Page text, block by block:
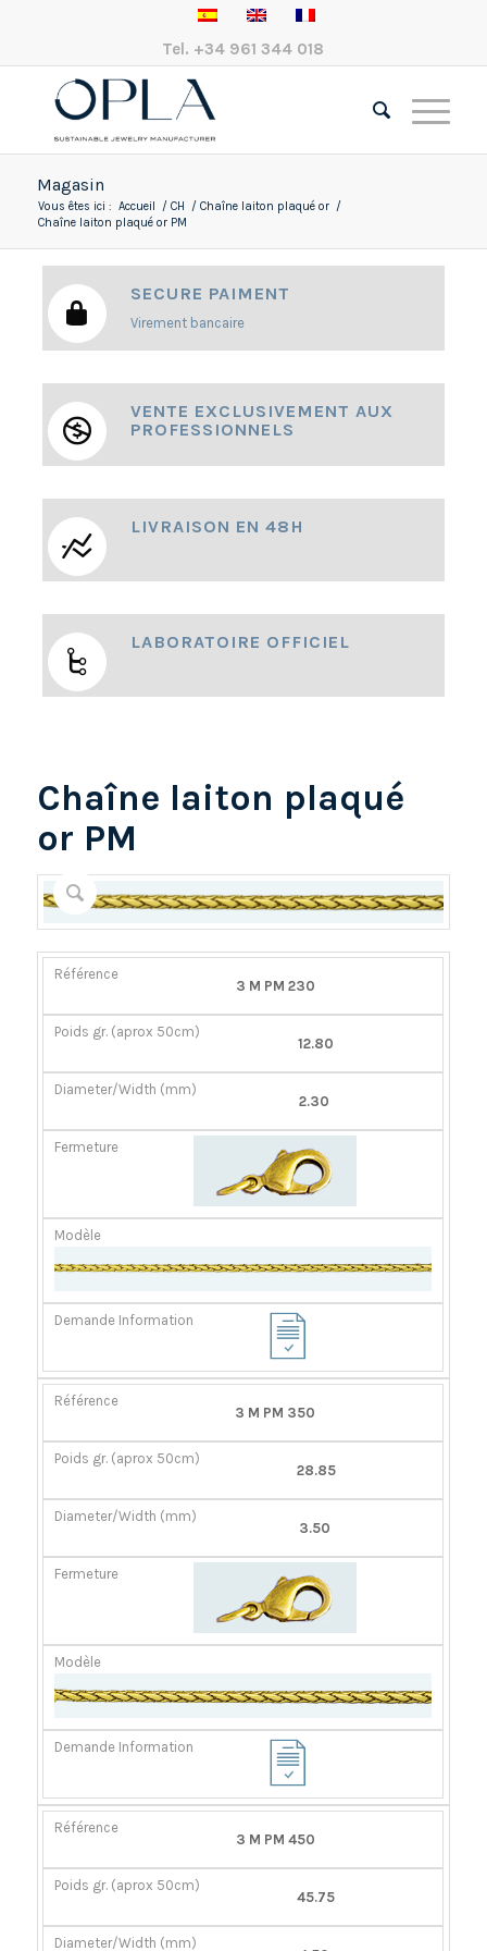
Tel. +34 961 344 018
Magasin
Vous êtes ici : Accueil / CH / Chaîne laiton plaqué or /
Chaîne laiton plaqué or PM
SECURE PAIMENT
Virement bancaire
VENTE EXCLUSIVEMENT AUX
PROFESSIONNELS
LIVRAISON EN 48H
LABORATOIRE OFFICIEL
Chaîne laiton plaqué
or PM
RÉFÉRENCE
(APROX
DIAMÈTER/LARGEUR
3 M PM 230
12.80
2.30
3 M PM 350
28.85
3.50
3 M PM 450
45.75